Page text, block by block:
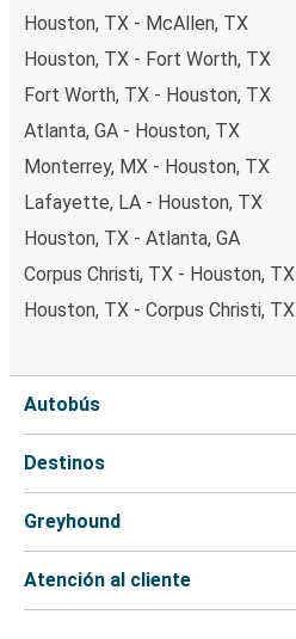
Houston, TX - McAllen, TX
Houston, TX - Fort Worth, TX
Fort Worth, TX - Houston, TX
Atlanta, GA - Houston, TX
Monterrey, MX - Houston, TX
Lafayette, LA - Houston, TX
Houston, TX - Atlanta, GA
Corpus Christi, TX - Houston, TX
Houston, TX - Corpus Christi, TX
Autobús
Destinos
Greyhound
Atención al cliente